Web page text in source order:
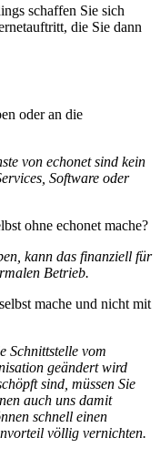
schaffen Sie sich
die Sie dann
oder an die
von echonet sind kein
Software oder
ohne echonet mache?
kann das finanziell für
Betrieb.
mache und nicht mit
Schnittstelle vom
geändert wird
sind, müssen Sie
auch uns damit
schnell einen
völlig vernichten.